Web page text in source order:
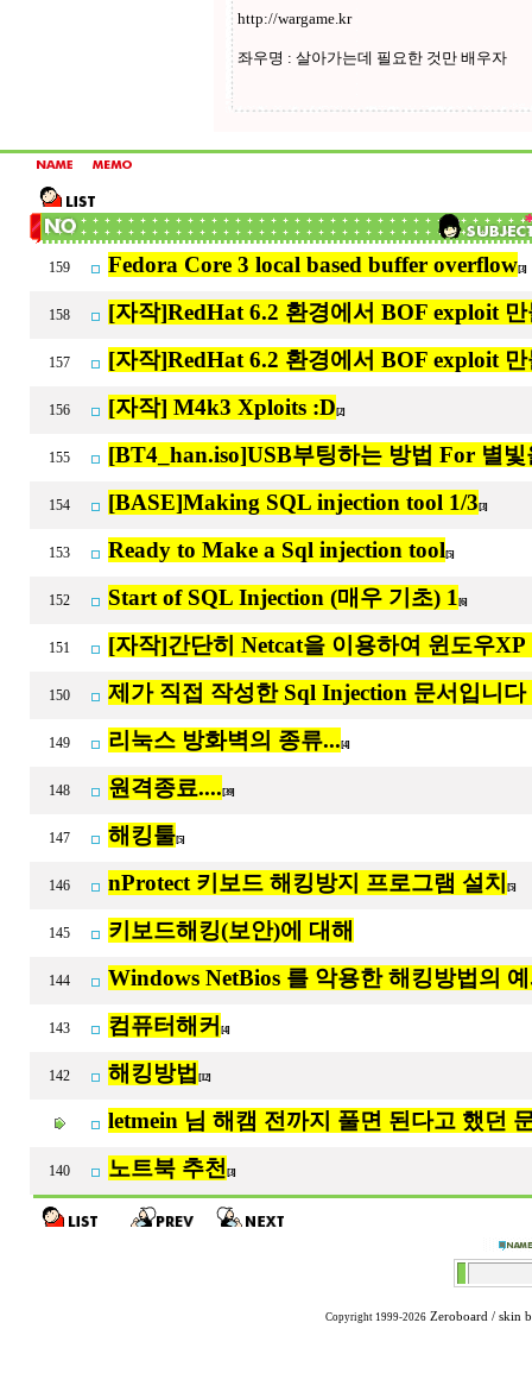
159 Fedora Core 3 local based buffer overflow[3]
158 [자작]RedHat 6.2 환경에서 BOF exploit 만
157 [자작]RedHat 6.2 환경에서 BOF exploit 만
156 [자작] M4k3 Xploits :D [2]
155 [BT4_han.iso]USB부팅하는 방법 For 별빛
154 [BASE]Making SQL injection tool 1/3 [3]
153 Ready to Make a Sql injection tool[5]
152 Start of SQL Injection (매우 기초) 1 [6]
151 [자작]간단히 Netcat을 이용하여 윈도우XP
150 제가 직접 작성한 Sql Injection 문서입니다
149 리눅스 방화벽의 종류... [4]
148 원격종료.... [39]
147 해킹툴[5]
146 nProtect 키보드 해킹방지 프로그램 설치 [5]
145 키보드해킹(보안)에 대해
144 Windows NetBios 를 악용한 해킹방법의
143 컴퓨터해커 [4]
142 해킹방법 [12]
letmein 님 해캠 전까지 풀면 된다고 했던
140 노트북 추천 [3]
Copyright 1999-2026 Zeroboard / skin